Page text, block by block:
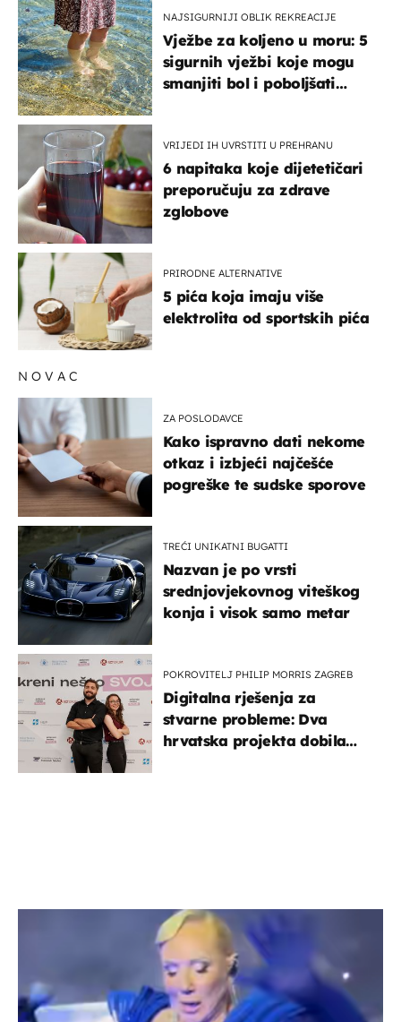
NAJSIGURNIJI OBLIK REKREACIJE
Vježbe za koljeno u moru: 5
sigurnih vježbi koje mogu
smanjiti bol i poboljšati
VRIJEDI IH UVRSTITI U PREHRANU
6 napitaka koje dijetetičari
preporučuju za zdrave
zglobove
PRIRODNE ALTERNATIVE
5 pića koja imaju više
elektrolita od sportskih pića
NOVAC
ZA POSLODAVCE
Kako ispravno dati nekome
otkaz i izbjeći najčešće
pogreške te sudske sporove
TREĆI UNIKATNI BUGATTI
Nazvan je po vrsti
srednjovjekovnog viteškog
konja i visok samo metar
POKROVITELJ PHILIP MORRIS ZAGREB
Digitalna rješenja za
stvarne probleme: Dva
hrvatska projekta dobila